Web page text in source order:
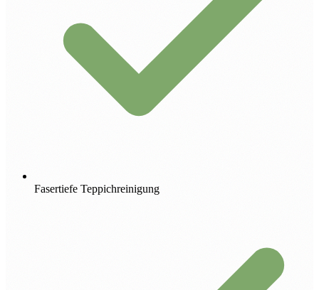
Fasertiefe Teppichreinigung